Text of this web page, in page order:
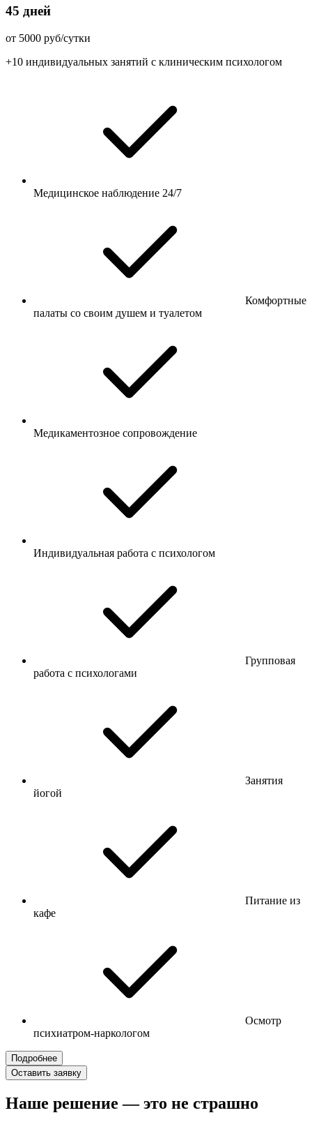
45 дней
от 5000 руб/сутки
+10 индивидуальных занятий с клиническим психологом
Медицинское наблюдение 24/7
Комфортные
палаты со своим душем и туалетом
Медикаментозное сопровождение
Индивидуальная работа с психологом
Групповая
работа с психологами
Занятия
йогой
Питание из
кафе
Осмотр
психиатром-наркологом
Подробнее
Оставить заявку
Наше решение — это не страшно